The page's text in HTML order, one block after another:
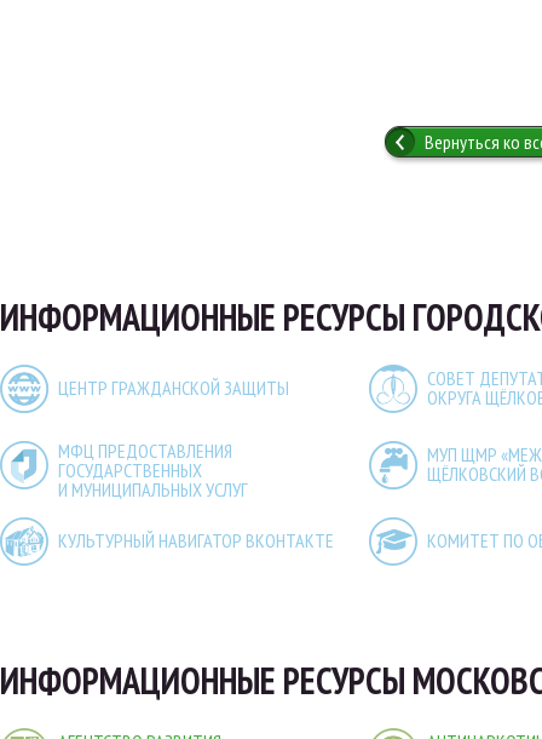
Вернуться ко
ИНФОРМАЦИОННЫЕ РЕСУРСЫ
ЦЕНТР ГРАЖДАНСКОЙ ЗАЩИТЫ
СОВЕТ
ОКРУГА
МФЦ ПРЕДОСТАВЛЕНИЯ
ГОСУДАРСТВЕННЫХ
И МУНИЦИПАЛЬНЫХ УСЛУГ
МУП ЩМР
ЩЁЛКОВСКИЙ
КУЛЬТУРНЫЙ НАВИГАТОР ВКОНТАКТЕ КОМИТЕТ ПО
ИНФОРМАЦИОННЫЕ РЕСУРСЫ